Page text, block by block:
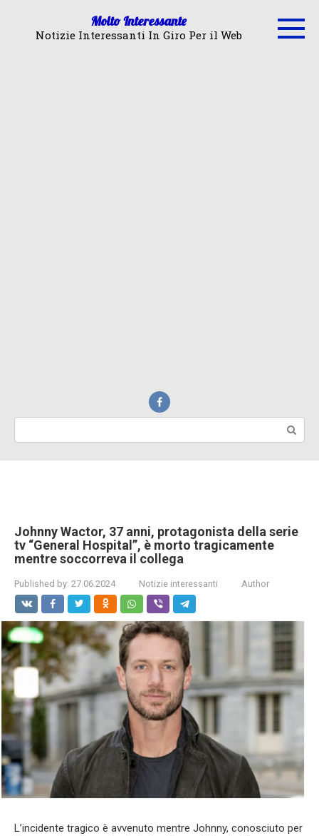
Molto Interessante
Notizie Interessanti In Giro Per il Web
Johnny Wactor, 37 anni, protagonista della serie
tv “General Hospital”, è morto tragicamente
mentre soccorreva il collega
Published by: 27.06.2024 Notizie interessanti Author
L’incidente tragico è avvenuto mentre Johnny, conosciuto per